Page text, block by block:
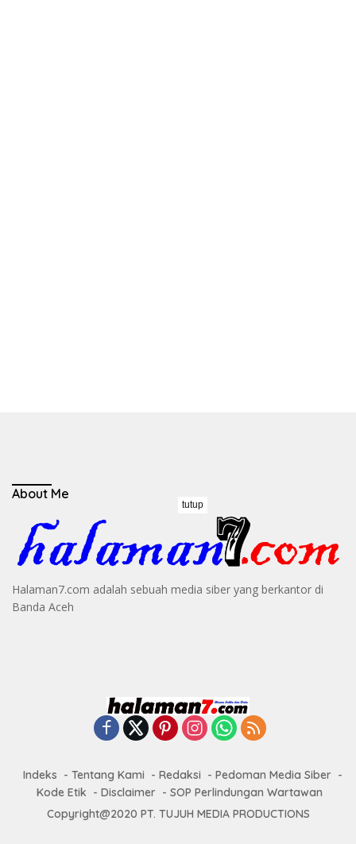
About Me
Halaman7.com adalah sebuah media siber yang berkantor di
Banda Aceh
Indeks Tentang Kami Redaksi
Pedoman Media Siber
Kode Etik
Disclaimer
SOP Perlindungan Wartawan
Copyright@2020 PT. TUJUH MEDIA PRODUCTIONS
tutup